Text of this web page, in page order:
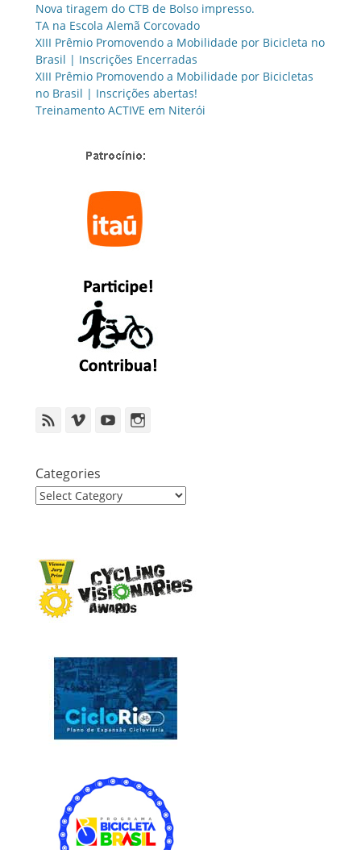
Nova tiragem do CTB de Bolso impresso.
TA na Escola Alemã Corcovado
XIII Prêmio Promovendo a Mobilidade por Bicicleta no
Brasil | Inscrições Encerradas
XIII Prêmio Promovendo a Mobilidade por Bicicletas
no Brasil | Inscrições abertas!
Treinamento ACTIVE em Niterói
Feed VimeoYouTube
Categories
Categories